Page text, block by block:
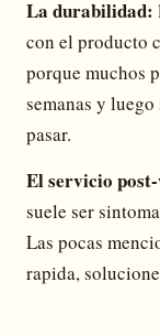
La durabilidad:
con el producto
porque muchos
semanas y
pasar.
El servicio
suele ser
Las pocas
rapida,